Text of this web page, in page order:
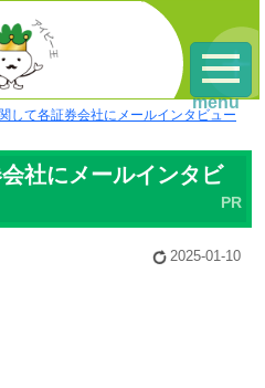
関して各証券会社にメールインタビュー
社にメールインタビ
2025-01-10
menu